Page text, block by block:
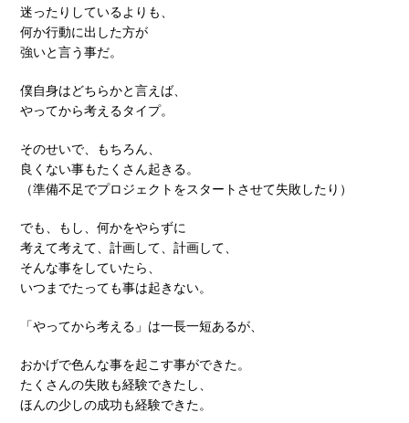
迷ったりしているよりも、
何か行動に出した方が
強いと言う事だ。
僕自身はどちらかと言えば、
やってから考えるタイプ。
そのせいで、もちろん、
良くない事もたくさん起きる。
（準備不足でプロジェクトをスタートさせて失敗したり）
でも、もし、何かをやらずに
考えて考えて、計画して、計画して、
そんな事をしていたら、
いつまでたっても事は起きない。
「やってから考える」は一長一短あるが、
おかげで色んな事を起こす事ができた。
たくさんの失敗も経験できたし、
ほんの少しの成功も経験できた。